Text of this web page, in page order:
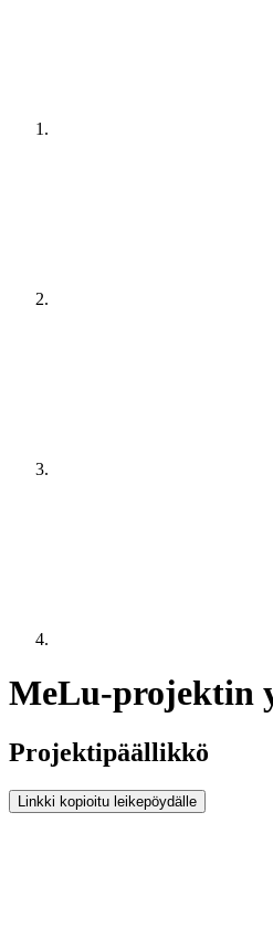
MeLu-projektin
Projektipäällikkö
Linkki kopioitu leikepöydälle